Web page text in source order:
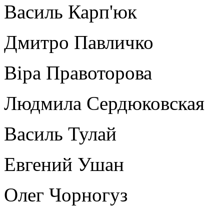
Василь Карп'юк
Дмитро Павличко
Віра Правоторова
Людмила Сердюковская
Василь Тулай
Евгений Ушан
Олег Чорногуз